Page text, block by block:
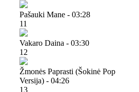
Pašauki Mane - 03:28
11
Vakaro Daina - 03:30
12
Žmonės Paprasti (šokinė Pop
Versija) - 04:26
13